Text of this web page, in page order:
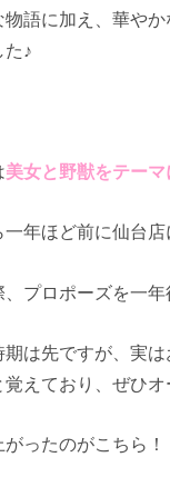
物語に加え、華や
た♪
美女と野獣をテー
年ほど前に仙台店
、プロポーズを一年
期は先ですが、実
覚えており、ぜひ
がったのがこちら！